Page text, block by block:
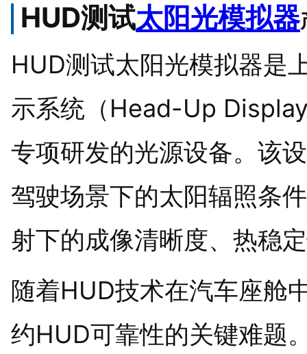
HUD测试太阳光模拟器
HUD测试太阳光模拟器是
示系统（Head-Up
专项研发的光源设备。该
驾驶场景下的太阳辐照条
射下的成像清晰度、热稳
随着HUD技术在汽车座舱
约HUD可靠性的关键难题